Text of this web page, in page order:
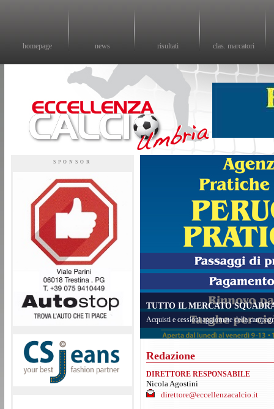
homepage news risultati clas. marcatori
SPONSOR
TUTTO IL MERCATO
Acquisti e cessioni aggiornate della
Redazione
DIRETTORE RESPONSABILE
Nicola Agostini
direttore@eccellenzacalcio.it